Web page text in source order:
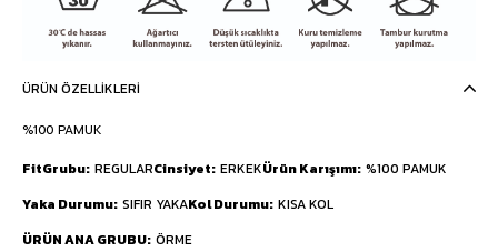
ÜRÜN ÖZELLIKLERI
%100 PAMUK
FitGrubu REGULARCinsiyet ERKEKÜrün Karışımı %100 PAMUK
Yaka Durumu SIFIR YAKAKol Durumu KISA KOL
ÜRÜN ANA GRUBU ÖRME